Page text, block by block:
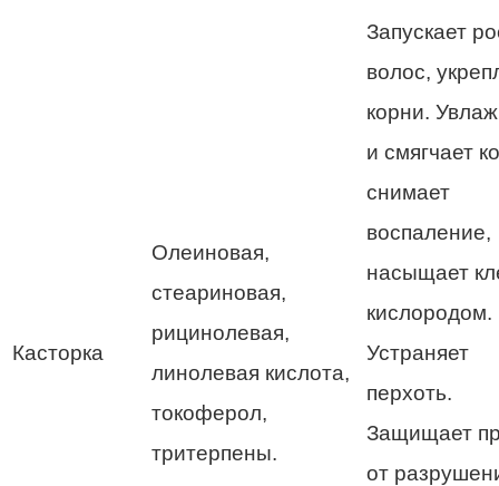
Касторка
Олеиновая,
стеариновая,
рицинолевая,
линолевая кислота,
токоферол,
тритерпены.
Запускает
волос,
корни.
и смягчает
снимает
воспаление,
насыщает
кислородом.
Устраняет
перхоть.
Защищает
от